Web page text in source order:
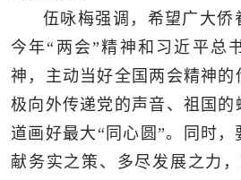
伍咏梅强调，希望广大侨
今年“两会”精神和习近平总
神，主动当好全国两会精神的
极向外传递党的声音、祖国
道画好最大“同心圆”。同时
献务实之策、多尽发展之力